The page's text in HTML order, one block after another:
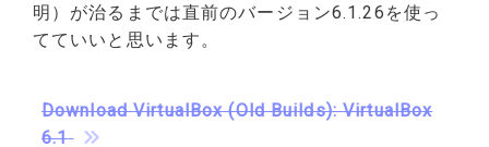
明）が治るまでは直前のバージョン6.1.26を使っ
てていいと思います。
Download VirtualBox (Old Builds): VirtualBox
6.1